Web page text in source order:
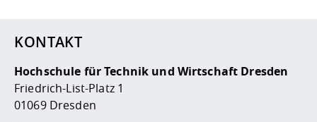
KONTAKT
Hochschule für Technik und Wirtschaft Dresden
Friedrich-List-Platz 1
01069 Dresden